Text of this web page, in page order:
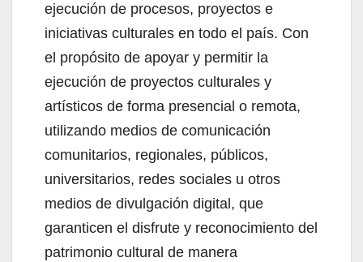
ejecución de procesos, proyectos e
iniciativas culturales en todo el país. Con
el propósito de apoyar y permitir la
ejecución de proyectos culturales y
artísticos de forma presencial o remota,
utilizando medios de comunicación
comunitarios, regionales, públicos,
universitarios, redes sociales u otros
medios de divulgación digital, que
garanticen el disfrute y reconocimiento del
patrimonio cultural de manera